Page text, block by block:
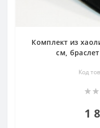
Комплект из
см,
Код
1